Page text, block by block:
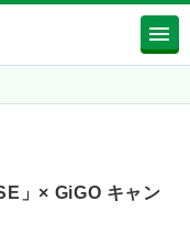
」× GiGO キャン